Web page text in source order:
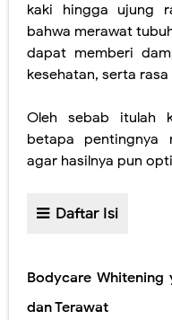
kaki hingga ujung
bahwa merawat
dapat memberi
kesehatan, serta
Oleh sebab itulah
betapa pentingnya
agar hasilnya pun
Daftar Isi
Bodycare Whitening
dan Terawat